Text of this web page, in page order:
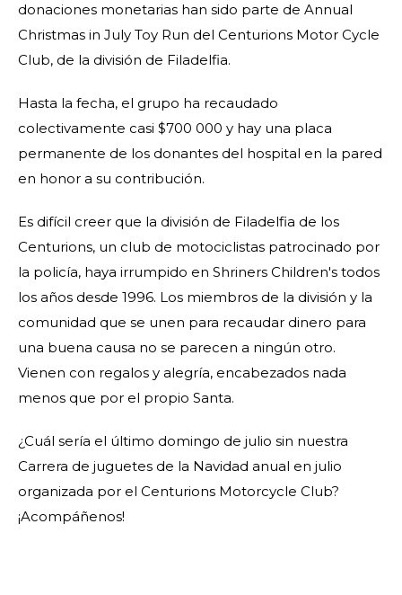
donaciones monetarias han sido parte de Annual
Christmas in July Toy Run del Centurions Motor Cycle
Club, de la división de Filadelfia.
Hasta la fecha, el grupo ha recaudado
colectivamente casi $700 000 y hay una placa
permanente de los donantes del hospital en la pared
en honor a su contribución.
Es difícil creer que la división de Filadelfia de los
Centurions, un club de motociclistas patrocinado por
la policía, haya irrumpido en Shriners Children's todos
los años desde 1996. Los miembros de la división y la
comunidad que se unen para recaudar dinero para
una buena causa no se parecen a ningún otro.
Vienen con regalos y alegría, encabezados nada
menos que por el propio Santa.
¿Cuál sería el último domingo de julio sin nuestra
Carrera de juguetes de la Navidad anual en julio
organizada por el Centurions Motorcycle Club?
¡Acompáñenos!